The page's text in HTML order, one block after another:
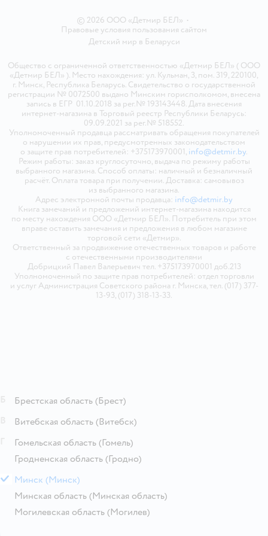
© 2026 ООО «Детмир БЕЛ» •
Правовые условия пользования сайтом
Детский мир в Беларуси
Общество с ограниченной ответственностью «Детмир БЕЛ» ( ООО
«Детмир БЕЛ» ). Место нахождения: ул. Кульман, 3, пом. 319, 220100,
г. Минск, Республика Беларусь. Свидетельство о государственной
регистрации № 0072500 выдано Минским горисполкомом, внесена
запись в ЕГР 01.10.2018 за рег.№ 193143448. Дата внесения
интернет-магазина в Торговый реестр Республики Беларусь:
09.09.2021 за рег.№ 518552.
Уполномоченный продавца рассматривать обращения покупателей
о нарушении их прав, предусмотренных законодательством
о защите прав потребителей: +375173970001, info@detmir.by.
Режим работы: заказ круглосуточно, выдача по режиму работы
выбранного магазина. Способ оплаты: наличный и безналичный
расчёт. Оплата товара при получении. Доставка: самовывоз
из выбранного магазина.
Адрес электронной почты продавца: info@detmir.by
Книга замечаний и предложений интернет-магазина находится
по месту нахождения ООО «Детмир БЕЛ». Потребитель при этом
вправе оставить замечания и предложения в любом магазине
торговой сети «Детмир».
Ответственный за продвижение отечественных товаров и работе
с отечественными производителями
Добрицкий Павел Валерьевич тел. +375173970001 доб.213
Уполномоченный по защите прав потребителей: отдел торговли
и услуг Администрация Советского района г. Минска, тел. (017) 377-
13-93, (017) 318-13-33.
Брестская область (Брест)
Витебская область (Витебск)
Гомельская область (Гомель)
Гродненская область (Гродно)
М Минск (Минск)
Минская область (Минская область)
Могилевская область (Могилев)